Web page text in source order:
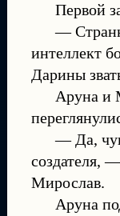
Первой
—
интеллект
Дарины
Аруна и
— Да,
создателя,
Мирослав.
Аруна